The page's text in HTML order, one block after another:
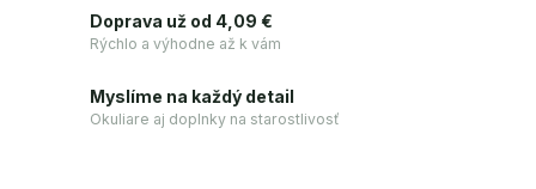
Doprava už od 4,09 €
Rýchlo a výhodne až k vám
Myslíme na každý detail
Okuliare aj doplnky na starostlivosť